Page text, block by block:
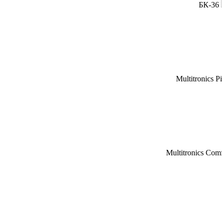
БК-36
Multitronics
Multitronics